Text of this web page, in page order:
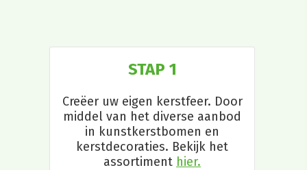
STAP 1
Creëer uw eigen kerstfeer. Door
middel van het diverse aanbod
in kunstkerstbomen en
kerstdecoraties. Bekijk het
assortiment hier.